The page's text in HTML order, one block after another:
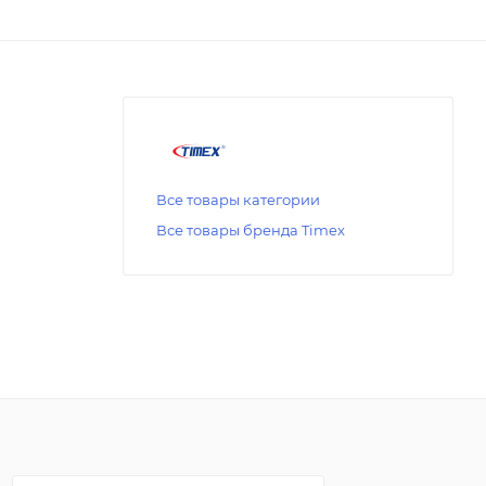
Все товары категории
Все товары бренда Timex